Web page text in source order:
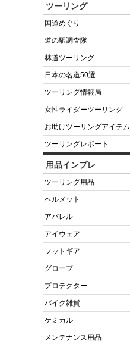
ツーリング
国道めぐり
道の駅調査隊
林道ツーリング
日本の名道50選
ツーリング情報局
女性ライダーツーリング
お助けツーリングアイテム
ツーリングレポート
用品インプレ
ツーリング用品
ヘルメット
アパレル
アイウェア
フットギア
グローブ
プロテクター
バイク雑貨
ケミカル
メンテナンス用品